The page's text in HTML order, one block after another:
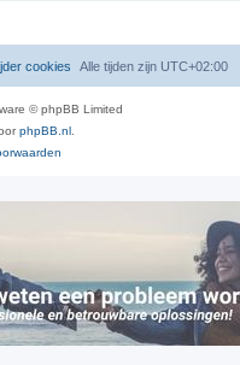
Alle tijden zijn UTC+02:00
cookies
© phpBB Limited
phpBB.nl.